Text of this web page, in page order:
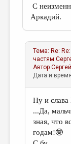
С
Аркадий.
Тема: Re:
частям
Автор
Дата и
Ну и
...Да,
зная, что
годам!🤓